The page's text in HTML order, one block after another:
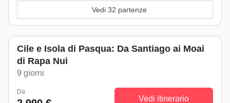
Vedi 32 partenze
Cile e Isola di Pasqua: Da Santiago ai Moai
di Rapa Nui
9 giorni
Da
Vedi itinerario